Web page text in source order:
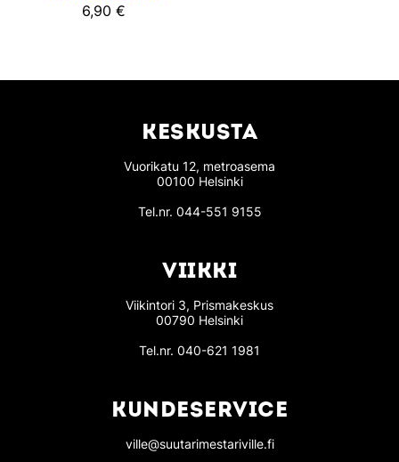
6,90 €
KESKUSTA
Vuorikatu 12, metroasema
00100 Helsinki
Tel.nr. 044-551 9155
VIIKKI
Viikintori 3, Prismakeskus
00790 Helsinki
Tel.nr. 040-621 1981
KUNDESERVICE
ville@suutarimestariville.fi